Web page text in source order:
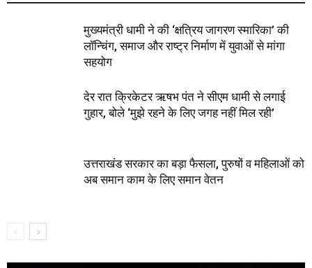
मुख्यमंत्री धामी ने की ‘क्षत्रिय जागरण स्मारिका’ की
लॉन्चिंग, समाज और राष्ट्र निर्माण में युवाओं से मांगा
सहयोग
देर रात क्रिकेटर ऋषभ पंत ने सीएम धामी से लगाई
गुहार, बोले ‘मुझे रहने के लिए जगह नहीं मिल रही’
उत्तराखंड सरकार का बड़ा फैसला, पुरुषों व महिलाओं को
अब समान काम के लिए समान वेतन